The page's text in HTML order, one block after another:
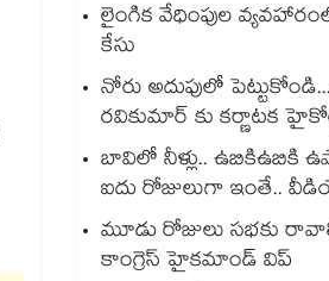
లైంగిక వేధింపుల
కేసు
నోరు అదుపులో
రవికుమార్ కు కర్ణాటక
బావిలో నీళ్లు.. ఉబికిఉబికి
ఐదు రోజులుగా ఇంతే..
మూడు రోజులు సభకు
కాంగ్రెస్ హైకమాండ్ విప్